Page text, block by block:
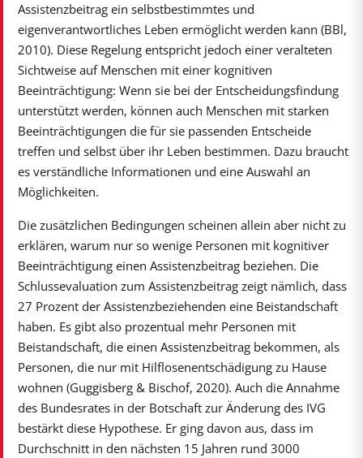
Assistenzbeitrag ein selbstbestimmtes und
eigenverantwortliches Leben ermöglicht werden kann (BBl,
2010). Diese Regelung entspricht jedoch einer veralteten
Sichtweise auf Menschen mit einer kognitiven
Beeinträchtigung: Wenn sie bei der Entscheidungsfindung
unterstützt werden, können auch Menschen mit starken
Beeinträchtigungen die für sie passenden Entscheide
treffen und selbst über ihr Leben bestimmen. Dazu braucht
es verständliche Informationen und eine Auswahl an
Möglichkeiten.
Die zusätzlichen Bedingungen scheinen allein aber nicht zu
erklären, warum nur so wenige Personen mit kognitiver
Beeinträchtigung einen Assistenzbeitrag beziehen. Die
Schlussevaluation zum Assistenzbeitrag zeigt nämlich, dass
27 Prozent der Assistenzbeziehenden eine Beistandschaft
haben. Es gibt also prozentual mehr Personen mit
Beistandschaft, die einen Assistenzbeitrag bekommen, als
Personen, die nur mit Hilflosenentschädigung zu Hause
wohnen (Guggisberg & Bischof, 2020). Auch die Annahme
des Bundesrates in der Botschaft zur Änderung des IVG
bestärkt diese Hypothese. Er ging davon aus, dass im
Durchschnitt in den nächsten 15 Jahren rund 3000